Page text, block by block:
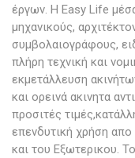
έργων. Η Easy Life
μηχανικούς,
συμβολαιογράφους,
πλήρη τεχνική και
εκμετάλλευση
και ορεινά ακινητα
προσιτές
επενδυτική χρήση
και του Εξωτερικου.